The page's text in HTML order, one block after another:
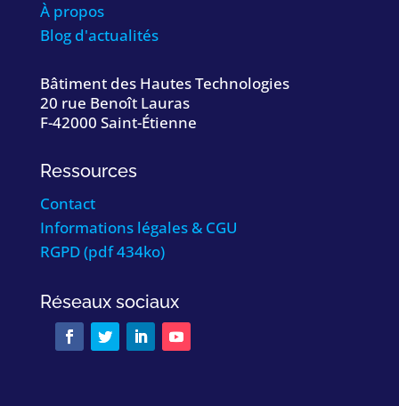
À propos
Blog d'actualités
Bâtiment des Hautes Technologies
20 rue Benoît Lauras
F-42000 Saint-Étienne
Ressources
Contact
Informations légales & CGU
RGPD (pdf 434ko)
Réseaux sociaux